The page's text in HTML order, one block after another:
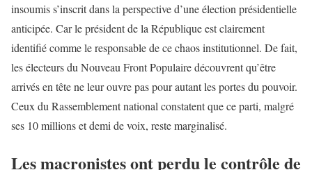
insoumis s’inscrit dans la perspective d’une élection présidentielle
anticipée. Car le président de la République est clairement
identifié comme le responsable de ce chaos institutionnel. De fait,
les électeurs du Nouveau Front Populaire découvrent qu’être
arrivés en tête ne leur ouvre pas pour autant les portes du pouvoir.
Ceux du Rassemblement national constatent que ce parti, malgré
ses 10 millions et demi de voix, reste marginalisé.
Les macronistes ont perdu le contrôle de